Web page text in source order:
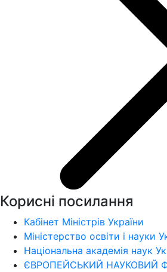
Корисні посилання
Кабінет Міністрів України
Міністерство освіти і науки
Національна академія наук
ЄВРОПЕЙСЬКИЙ НАУКОВИЙ